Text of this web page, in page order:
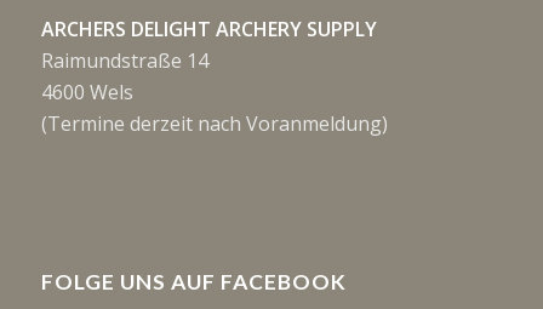
ARCHERS DELIGHT ARCHERY SUPPLY
Raimundstraße 14
4600 Wels
(Termine derzeit nach Voranmeldung)
FOLGE UNS AUF FACEBOOK